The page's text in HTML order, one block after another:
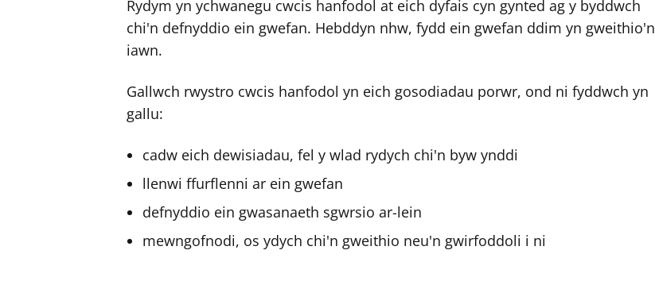
Rydym yn ychwanegu cwcis hanfodol at eich dyfais cyn gynted ag y byddwch
chi'n defnyddio ein gwefan. Hebddyn nhw, fydd ein gwefan ddim yn gweithio'n
iawn.
Gallwch rwystro cwcis hanfodol yn eich gosodiadau porwr, ond ni fyddwch yn
gallu:
cadw eich dewisiadau, fel y wlad rydych chi'n byw ynddi
llenwi ffurflenni ar ein gwefan
defnyddio ein gwasanaeth sgwrsio ar-lein
mewngofnodi, os ydych chi'n gweithio neu'n gwirfoddoli i ni